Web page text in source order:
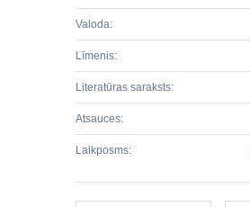
Valoda:
Līmenis:
Literatūras saraksts:
Atsauces:
Laikposms: